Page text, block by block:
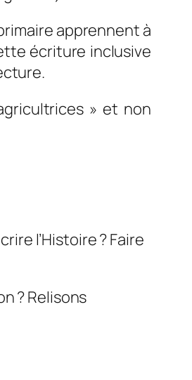
apprennent à
écriture inclusive
» et non
l’Histoire ? Faire
? Relisons